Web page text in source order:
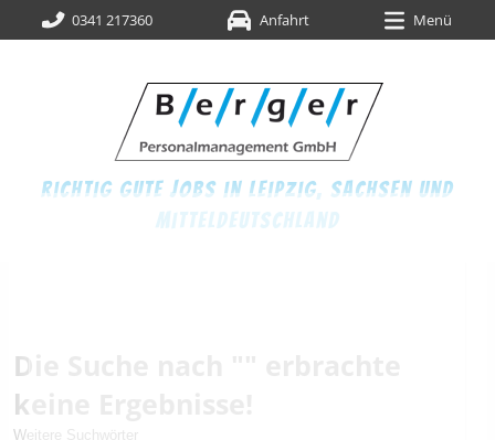
0341 217360 Anfahrt Menü
richtig gute jobs in leipzig, sachsen und
mitteldeutschland
Die Suche nach "" erbrachte
keine Ergebnisse!
Weitere Suchwörter